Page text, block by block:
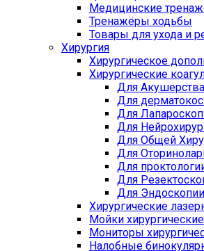
Медицинские
Тренажёры ходьбы
Товары для ухода и
Хирургия
Хирургическое
Хирургические
Для
Для
Для
Для
Для Общей
Для
Для
Для
Для Эндоскопии
Хирургические
Мойки хирургические
Мониторы
Налобные